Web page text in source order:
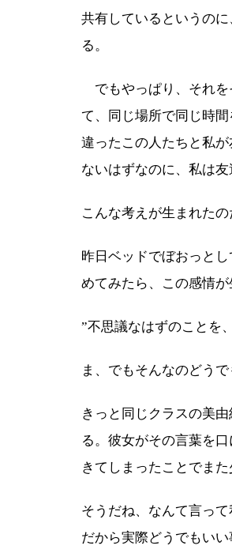
共有しているというの
る。
でもやっぱり、それを
て、同じ場所で同じ時
違ったこの人たちと私
ないはずなのに、私は
こんな考えが生まれたの
昨日ベッドでぼおっと
めてみたら、この感情が
”不思議なはずのことを
ま、でもそんなのどうで
きっと同じクラスの美
る。彼女がその言葉を
きてしまったことでまた
そうだね、なんて言っ
だから実際どうでもい